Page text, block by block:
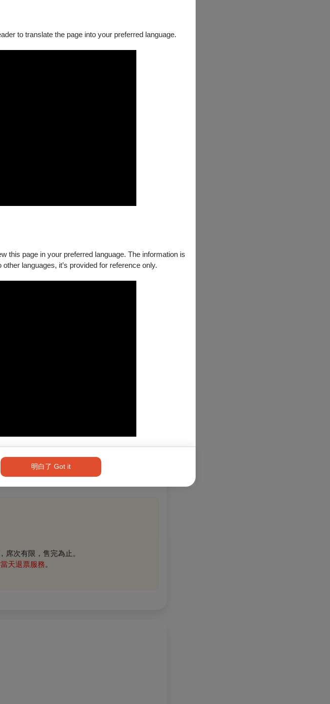
to translate the page into your preferred language.
this page in your preferred language. The information is
languages, it’s provided for reference only.
明白了 Got it
次有限，售完為止。
天退票服務。